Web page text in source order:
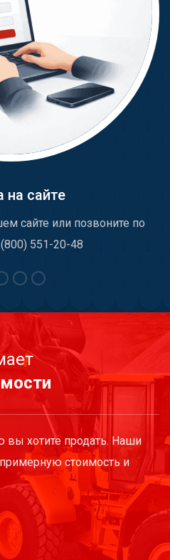
на сайте
сайте или позвоните по
551-20-48
вы хотите продать. Наши
стоимость и